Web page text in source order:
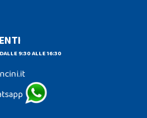
9:30 ALLE 16:30